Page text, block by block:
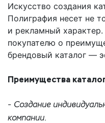
Искусство создания
Полиграфия несет не
и рекламный
покупателю о
брендовый каталог —
Преимущества
- Создание
компании.